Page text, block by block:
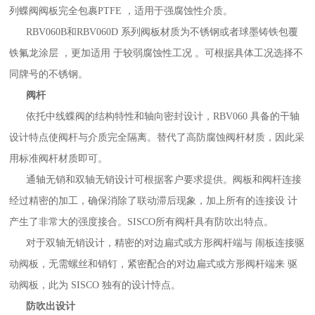
列蝶阀阀板完全包裹PTFE ，适用于强腐蚀性介质。
RBV060B和RBV060D 系列阀板材质为不锈钢或者球墨铸铁包覆
铁氟龙涂层 ，更加适用 于较弱腐蚀性工况 。可根据具体工况选择不
同牌号的不锈钢。
阀杆
依托中线蝶阀的结构特性和轴向密封设计，RBV060 具备的干轴
设计特点使阀杆与介质完全隔离。替代了高防腐蚀阀杆材质，因此采
用标准阀杆材质即可。
通轴无销和双轴无销设计可根据客户要求提供。阀板和阀杆连接
经过精密的加工，确保消除了联动滞后现象，加上所有的连接设 计
产生了非常大的强度接合。SISCO所有阀杆具有防吹出特点。
对于双轴无销设计，精密的对边扁式或方形阀杆端与 闹板连接驱
动阀板，无需螺丝和销钉，紧密配合的对边扁式或方形阀杆端来 驱
动阀板，此为 SISCO 独有的设计恃点。
防吹出设计